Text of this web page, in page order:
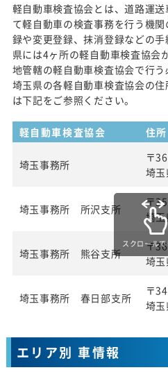
軽自動車検査協会とは、道路運
て軽自動車の検査事務を行う機
録や変更登録、抹消登録などの
県には4ヶ所の軽自動車検査協会
地管轄の軽自動車検査協会で行う
埼玉県の各軽自動車検査協会の
は下記をご参照ください。
軽自動車検査協会 住所
埼玉事務所
〒
埼
埼玉事務所 所沢支所
〒
埼
埼玉事務所 熊谷支所
〒
埼玉
埼玉事務所 春日部支所
〒
埼
スクロール
エリア別 車情報